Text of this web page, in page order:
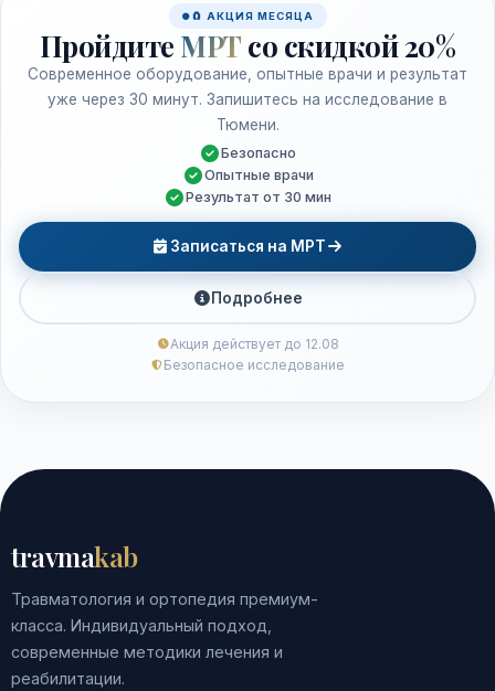
🧲 АКЦИЯ МЕСЯЦА
Пройдите МРТ со скидкой 20%
Современное оборудование, опытные врачи и результат
уже через 30 минут. Запишитесь на исследование в
Тюмени.
Безопасно
Опытные врачи
Результат от 30 мин
Записаться на МРТ
Подробнее
Акция действует до 12.08
Безопасное исследование
travmakab
Травматология и ортопедия премиум-
класса. Индивидуальный подход,
современные методики лечения и
реабилитации.